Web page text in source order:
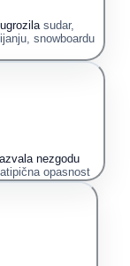
sudar,
snowboardu
nezgodu
opasnost